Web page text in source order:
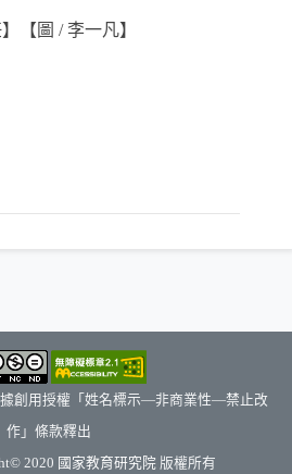
【圖 / 李一凡】
創用授權「姓名標示—非商業性—禁止改
作」條款釋出
2020 國家教育研究院（另開新視窗）
版權所有